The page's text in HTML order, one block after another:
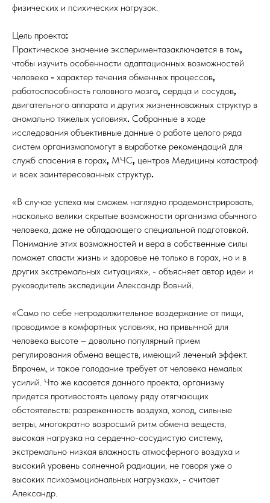
физических и психических нагрузок.
Цель проекта:
Практическое значение экспериментазаключается в том,
чтобы изучить особенности адаптационных возможностей
человека - характер течения обменных процессов,
работоспособность головного мозга, сердца и сосудов,
двигательного аппарата и других жизненноважных структур в
аномально тяжелых условиях. Собранные в ходе
исследования объективные данные о работе целого ряда
систем организмапомогут в выработке рекомендаций для
служб спасения в горах, МЧС, центров Медицины катастроф
и всех заинтересованных структур.
«В случае успеха мы сможем наглядно продемонстрировать,
насколько велики скрытые возможности организма обычного
человека, даже не обладающего специальной подготовкой.
Понимание этих возможностей и вера в собственные силы
поможет спасти жизнь и здоровье не только в горах, но и в
других экстремальных ситуациях», - объясняет автор идеи и
руководитель экспедиции Александр Вовний.
«Само по себе непродолжительное воздержание от пищи,
проводимое в комфортных условиях, на привычной для
человека высоте – довольно популярный прием
регулирования обмена веществ, имеющий леченый эффект.
Впрочем, и такое голодание требует от человека немалых
усилий. Что же касается данного проекта, организму
придется противостоять целому ряду отягчающих
обстоятельств: разреженность воздуха, холод, сильные
ветры, многократно возросший ритм обмена веществ,
высокая нагрузка на сердечно-сосудистую систему,
экстремально низкая влажность атмосферного воздуха и
высокий уровень солнечной радиации, не говоря уже о
высоких психоэмоциональных нагрузках», - считает
Александр.